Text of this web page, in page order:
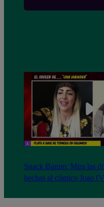
Snack Bamm: Mira las
hechas al cómico Joao